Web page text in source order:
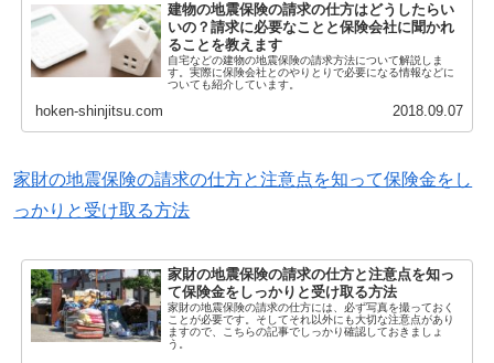
建物の地震保険の請求の仕方はどうしたらい
いの？請求に必要なことと保険会社に聞かれ
ることを教えます
自宅などの建物の地震保険の請求方法について解説しま
す。実際に保険会社とのやりとりで必要になる情報などに
ついても紹介しています。
hoken-shinjitsu.com 2018.09.07
家財の地震保険の請求の仕方と注意点を知って保険金をし
っかりと受け取る方法
家財の地震保険の請求の仕方と注意点を知っ
て保険金をしっかりと受け取る方法
家財の地震保険の請求の仕方には、必ず写真を撮っておく
ことが必要です。そしてそれ以外にも大切な注意点があり
ますので、こちらの記事でしっかり確認しておきましょ
う。